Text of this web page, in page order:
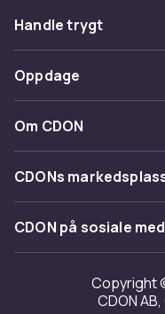
Vanlige spørsmål
Spor pakke
Angre & returner her
Kontakt oss
Handle trygt
Betaling
Levering
Tilbakekallinger
Oppdage
Kategorier
Varemerker
Om CDON
Om oss
Kundeanmeldelser
Jobbe på CDON
Investor relations
CDONs
Merchant Help
CDON på sosiale
Copyright
CDON